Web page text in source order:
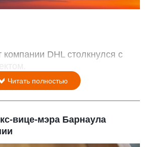
компании DHL столкнулся с
Читать полностью
вице-мэра Барнаула